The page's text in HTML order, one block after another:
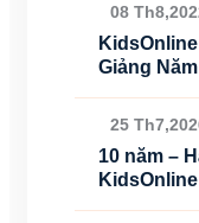
08
Giảng
25
10 năm –
KidsOnline